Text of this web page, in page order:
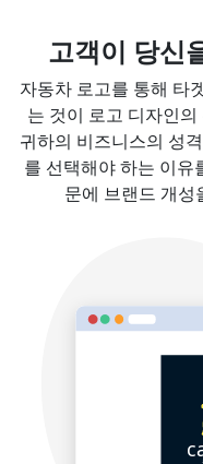
고객이 당신
자동차 로고를 통해 타
는 것이 로고 디자인
귀하의 비즈니스의 성
를 선택해야 하는 이유
문에 브랜드 개성